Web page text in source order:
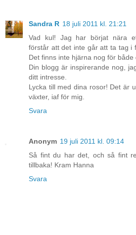
Sandra R 18 juli 2011 kl. 21:21
Vad kul! Jag har börjat nära
förstår att det inte går att ta tag i
Det finns inte hjärna nog för
Din blogg är inspirerande nog,
ditt intresse.
Lycka till med dina rosor! Det är
växter, iaf för mig.
Svara
Anonym 19 juli 2011 kl. 09:14
Så fint du har det, och så fint
tillbaka! Kram Hanna
Svara